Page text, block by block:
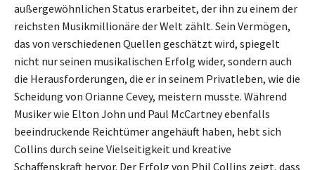
außergewöhnlichen Status erarbeitet, der ihn zu einem der
reichsten Musikmillionäre der Welt zählt. Sein Vermögen,
das von verschiedenen Quellen geschätzt wird, spiegelt
nicht nur seinen musikalischen Erfolg wider, sondern auch
die Herausforderungen, die er in seinem Privatleben, wie die
Scheidung von Orianne Cevey, meistern musste. Während
Musiker wie Elton John und Paul McCartney ebenfalls
beeindruckende Reichtümer angehäuft haben, hebt sich
Collins durch seine Vielseitigkeit und kreative
Schaffenskraft hervor. Der Erfolg von Phil Collins zeigt, dass